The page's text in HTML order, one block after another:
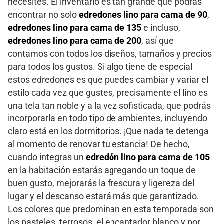
encontrar no solo edredones lino para cama de 90,
edredones lino para cama de 135 e incluso,
edredones lino para cama de 200, así que
contamos con todos los diseños, tamaños y precios
para todos los gustos. Si algo tiene de especial
estos edredones es que puedes cambiar y variar el
estilo cada vez que gustes, precisamente el lino es
una tela tan noble y a la vez sofisticada, que podrás
incorporarla en todo tipo de ambientes, incluyendo
claro está en los dormitorios. ¡Que nada te detenga
al momento de renovar tu estancia! De hecho,
cuando integras un edredón lino para cama de 105
en la habitación estarás agregando un toque de
buen gusto, mejorarás la frescura y ligereza del
lugar y el descanso estará más que garantizado.
Los colores que predominan en esta temporada son
los pasteles, terrosos, el encantador blanco y por